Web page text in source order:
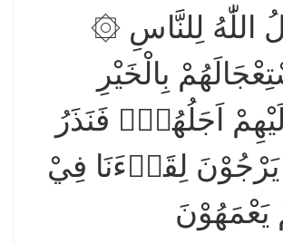
۞ وَلَوْ يُعَجِّلُ اللّٰهُ لِلنَّاسِ
بِالْخَيْرِ
اَجَلُهُمْۗ فَنَذَرُ
يَرْجُوْنَ لِقَاۤءَنَا فِيْ
يَعْمَهُوْنَ